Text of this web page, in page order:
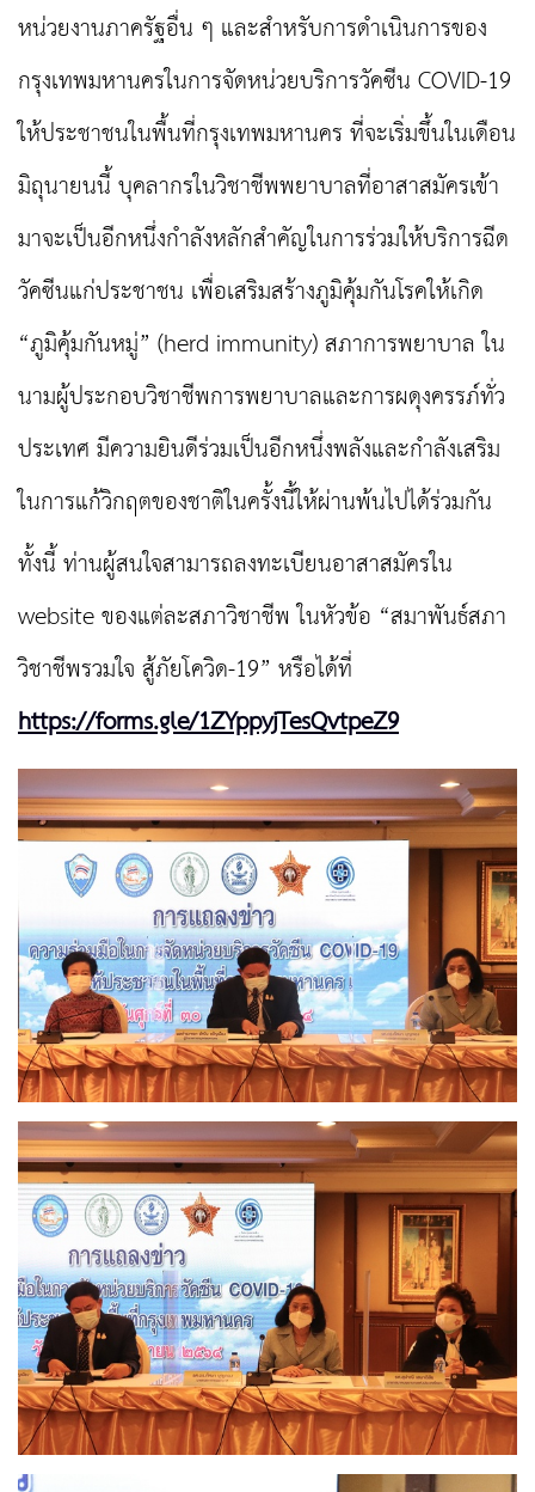
หน่วยงานภาครัฐอื่น ๆ และสำหรับการดำเนินการของ
กรุงเทพมหานครในการจัดหน่วยบริการวัคซีน COVID-19
ให้ประชาชนในพื้นที่กรุงเทพมหานคร ที่จะเริ่มขึ้นในเดือน
มิถุนายนนี้ บุคลากรในวิชาชีพพยาบาลที่อาสาสมัครเข้า
มาจะเป็นอีกหนึ่งกำลังหลักสำคัญในการร่วมให้บริการฉีด
วัคซีนแก่ประชาชน เพื่อเสริมสร้างภูมิคุ้มกันโรคให้เกิด
“ภูมิคุ้มกันหมู่” (herd immunity) สภาการพยาบาล ใน
นามผู้ประกอบวิชาชีพการพยาบาลและการผดุงครรภ์ทั่ว
ประเทศ มีความยินดีร่วมเป็นอีกหนึ่งพลังและกำลังเสริม
ในการแก้วิกฤตของชาติในครั้งนี้ให้ผ่านพ้นไปได้ร่วมกัน
ทั้งนี้ ท่านผู้สนใจสามารถลงทะเบียนอาสาสมัครใน
website ของแต่ละสภาวิชาชีพ ในหัวข้อ “สมาพันธ์สภา
วิชาชีพรวมใจ สู้ภัยโควิด-19” หรือได้ที่
https://forms.gle/1ZYppyjTesQvtpeZ9